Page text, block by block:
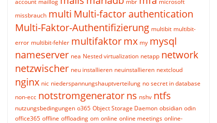
account maillog mbr
microsoft
missbrauch multi Multi-factor authentication
Multi-Faktor-Authentifizierung multibit multibit-
error multibit-fehler multifaktormx my mysql
nameserver nea Nested virtualization netapp network
netzwischer neu installieren neuinstallieren nextcloud
nginx nic niederspannungshauptverteilung no secret in database
non-ecc notstromgeneratorns nshv ntfs
nutzungsbedingungen o365 Object Storage Daemon obsidian odin
office365 offline offloading om online online meetings online-